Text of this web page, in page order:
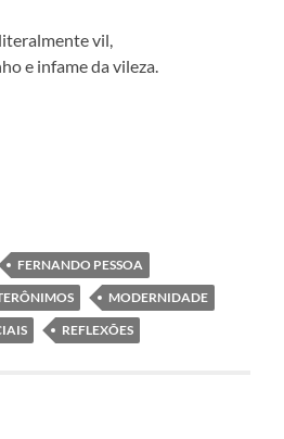
vil,
e infame da vileza.
FERNANDO PESSOA
MODERNIDADE
REFLEXÕES